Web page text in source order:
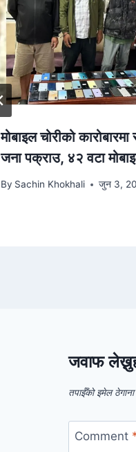
मोबाइल चोरीको
जना पक्राउ, ४२ वटा
By Sachin Khokhali जुन 3,
जवाफ
तपाईँको इमेल
Comment